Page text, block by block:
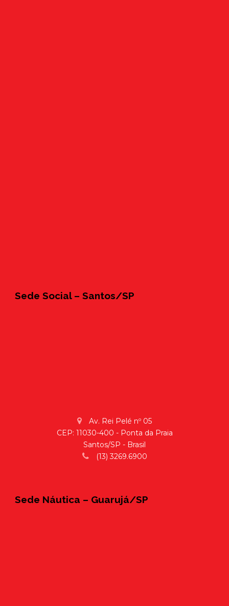
Sede Social – Santos/SP
Av. Rei Pelé nº 05
CEP: 11030-400 - Ponta da Praia
Santos/SP - Brasil
(13) 3269.6900
Sede Náutica – Guarujá/SP